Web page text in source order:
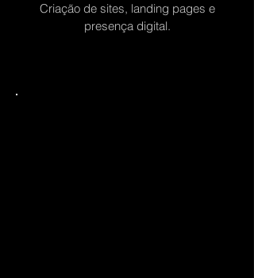
Criação de sites, landing pages e
presença digital.